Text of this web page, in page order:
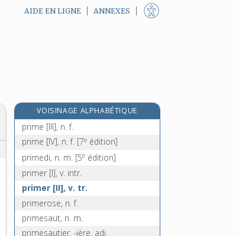
AIDE EN LIGNE ANNEXES
VOISINAGE ALPHABÉTIQUE
prime [II], n. f.
prime [III], n. f.
prime [IV], n. f. [7e édition]
primedi, n. m. [5e édition]
primer [I], v. intr.
primer [II], v. tr.
primerose, n. f.
primesaut, n. m.
primesautier, -ière, adj.